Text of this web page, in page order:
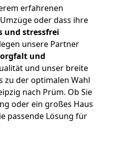
erfahrenen
oder dass ihre
und stressfrei
unsere Partner
und
und unser breite
zu der optimalen Wahl
nach Prüm. Ob Sie
oder ein großes Haus
passende Lösung für